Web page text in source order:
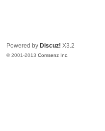
Powered by Discuz! X3.2
© 2001-2013Comsenz Inc.